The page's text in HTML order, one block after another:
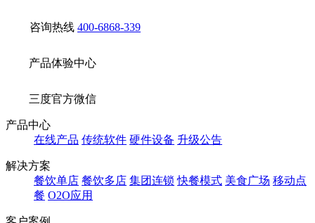
咨询热线 400-6868-339
产品体验中心
三度官方微信
产品中心
在线产品 传统软件 硬件设备 升级公告
解决方案
餐饮单店 餐饮多店 集团连锁 快餐模式 美食广场 移动点
餐 O2O应用